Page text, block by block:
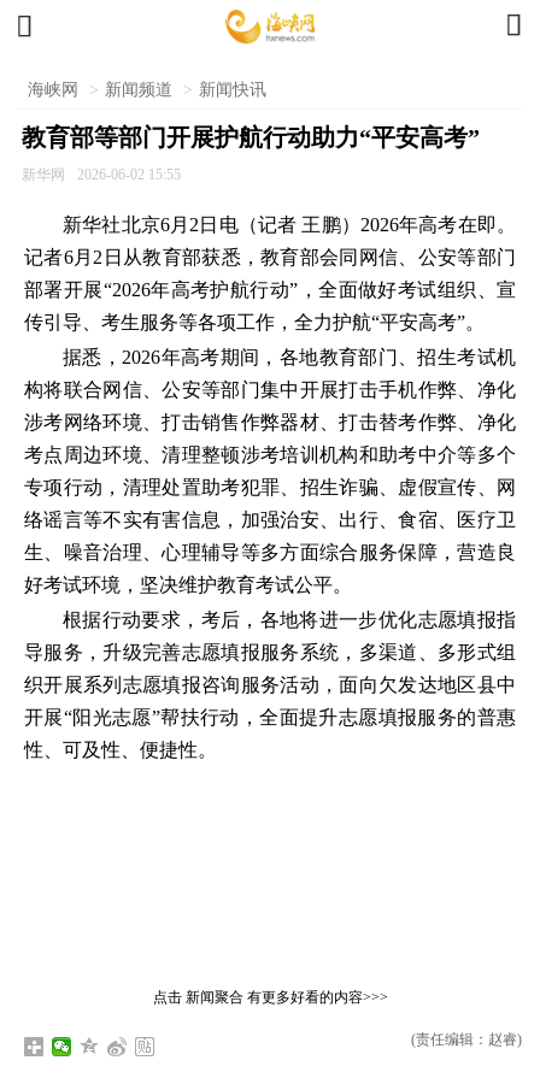
 
海峡网 > 新闻频道 > 新闻快讯
教育部等部门开展护航行动助力“平安高考”
新华网 2026-06-02 15:55
新华社北京6月2日电（记者 王鹏）2026年高考在即。
记者6月2日从教育部获悉，教育部会同网信、公安等部门
部署开展“2026年高考护航行动”，全面做好考试组织、宣
传引导、考生服务等各项工作，全力护航“平安高考”。
据悉，2026年高考期间，各地教育部门、招生考试机
构将联合网信、公安等部门集中开展打击手机作弊、净化
涉考网络环境、打击销售作弊器材、打击替考作弊、净化
考点周边环境、清理整顿涉考培训机构和助考中介等多个
专项行动，清理处置助考犯罪、招生诈骗、虚假宣传、网
络谣言等不实有害信息，加强治安、出行、食宿、医疗卫
生、噪音治理、心理辅导等多方面综合服务保障，营造良
好考试环境，坚决维护教育考试公平。
根据行动要求，考后，各地将进一步优化志愿填报指
导服务，升级完善志愿填报服务系统，多渠道、多形式组
织开展系列志愿填报咨询服务活动，面向欠发达地区县中
开展“阳光志愿”帮扶行动，全面提升志愿填报服务的普惠
性、可及性、便捷性。
点击 新闻聚合有更多好看的内容>>>
(责任编辑：赵睿)